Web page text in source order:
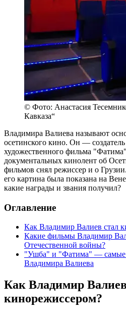
© Фото: Анастасия
Кавказа“
Владимира Валиева называют
осетинского кино. Он — создатель
художественного фильма
документальных кинолент об
фильмов снял режиссер и о
его картина была показана на
какие награды и звания получил?
Оглавление
Как Владимир Валиев стал
Какие фильмы Владимир
Отечественной войны?
"Ушба" и "Фатима" — самые
Владимира Валиева
Как Владимир
кинорежиссером?